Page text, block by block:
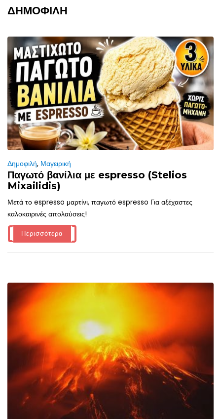
ΔΗΜΟΦΙΛΗ
Δημοφιλή, Μαγειρική
Παγωτό βανίλια με espresso (Stelios
Mixailidis)
Μετά το espresso μαρτίνι, παγωτό espresso Για αξέχαστες
καλοκαιρινές απολαύσεις!
Περισσότερα